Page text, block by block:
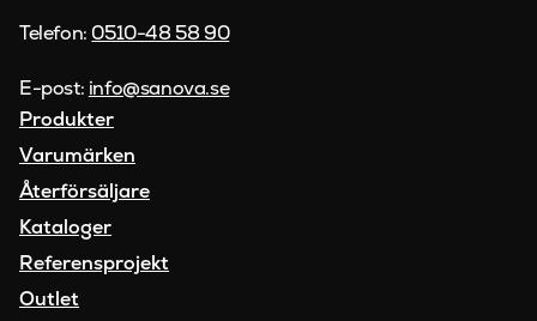
Telefon: 0510-48 58 90
E-post: info@sanova.se
Produkter
Varumärken
Återförsäljare
Kataloger
Referensprojekt
Outlet